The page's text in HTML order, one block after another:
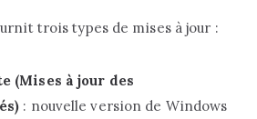
trois types de mises à jour :
(Mises à jour des
: nouvelle version de Windows